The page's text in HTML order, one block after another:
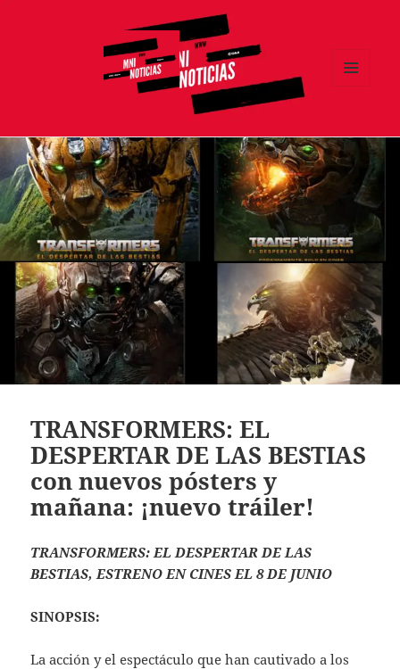
TRANSFORMERS: EL
DESPERTAR DE LAS BESTIAS
con nuevos pósters y
mañana: ¡nuevo tráiler!
TRANSFORMERS: EL DESPERTAR DE LAS
BESTIAS, ESTRENO EN CINES EL 8 DE JUNIO
SINOPSIS:
La acción y el espectáculo que han cautivado a los